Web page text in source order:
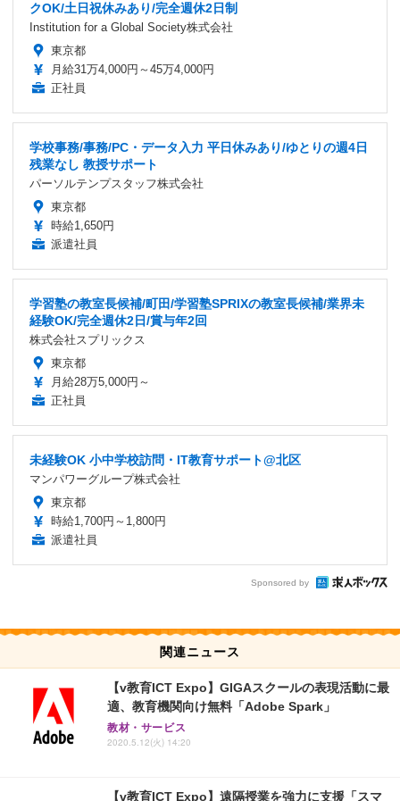
クOK/土日祝休みあり/完全週休2日制
Institution for a Global Society株式会社
東京都
月給31万4,000円～45万4,000円
正社員
学校事務/事務/PC・データ入力 平日休みあり/ゆとりの週4日
残業なし 教授サポート
パーソルテンプスタッフ株式会社
東京都
時給1,650円
派遣社員
学習塾の教室長候補/町田/学習塾SPRIXの教室長候補/業界未
経験OK/完全週休2日/賞与年2回
株式会社スプリックス
東京都
月給28万5,000円～
正社員
未経験OK 小中学校訪問・IT教育サポート@北区
マンパワーグループ株式会社
東京都
時給1,700円～1,800円
派遣社員
Sponsored by
関連ニュース
【v教育ICT Expo】GIGAスクールの表現活動に最
適、教育機関向け無料「Adobe Spark」
教材・サービス
2020.5.12(火) 14:20
【v教育ICT Expo】遠隔授業を強力に支援「スマ